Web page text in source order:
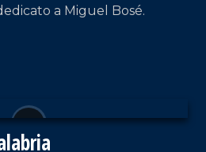
a Miguel Bosé.